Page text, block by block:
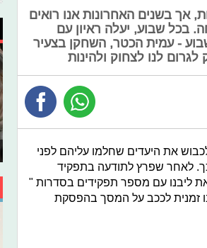
אך בשנים האחרונות אנו רואים
בכל שבוע, יעלה ראיון עם
- עמית הכטר, השחקן בצעיר
לנו לצחוק ולהינות
את היעדים שחלמו עליהם לפני
לאחר שפרץ לתודעה בתפקיד
ליבנו עם מספר תפקידים בסדרות "
זמנית לככב על המסך בהפסקת